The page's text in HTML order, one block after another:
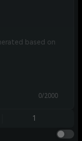
0/2000
1